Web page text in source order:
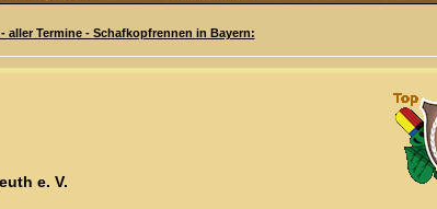
aller Termine - Schafkopfrennen in Bayern:
e. V.